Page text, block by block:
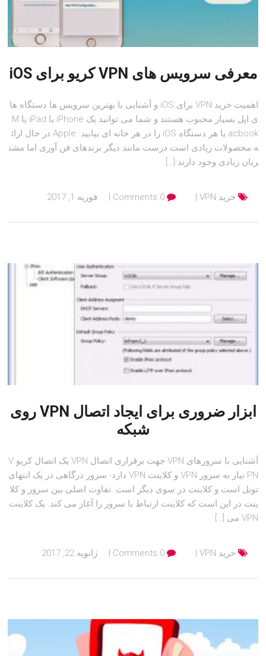
معرفی سرویس های VPN کریو برای iOS
اهمیت خرید VPN برای iOS و آشنایی با بهترین سرویس ها دستگاه ها
ی اپل بسیار محبوب هستند و شما می توانید یک iPhone یا iPad یا M
acbook یا هر دستگاه iOS را در هر خانه ای بیابید. Apple در حال ارائ
ه محصولات زیادی است درست مانند دیگر برندهای فن آوری اما مشت
ریان زیادی وجود دارند […]
خرید VPN 0 Comments فوریه 1, 2017
ابزار ضروری برای ایجاد اتصال VPN روی
شبکه
آشنایی با سرورهای VPN جهت برقراری اتصال VPN یک اتصال کریو V
PN نیاز به سرور VPN و کلاینت VPN دارد- سرور درگاهی در یک انتهای
تونل است و کلاینت در سوی دیگر است. تفاوت اصلی بین سرور و کلا
ینت در این است که کلاینت ارتباط با سرور را آغاز می کند. یک کلاینت
VPN می […]
خرید VPN 0 Comments ژانویه 22, 2017